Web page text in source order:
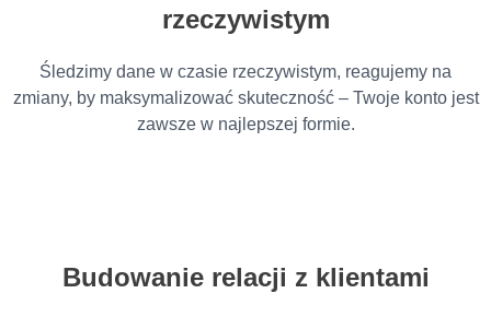
rzeczywistym
Śledzimy dane w czasie rzeczywistym, reagujemy na
zmiany, by maksymalizować skuteczność – Twoje konto jest
zawsze w najlepszej formie.
Budowanie relacji z klientami